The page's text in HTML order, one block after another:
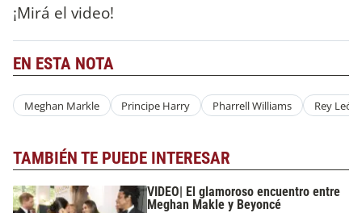
¡Mirá el video!
EN ESTA NOTA
Meghan Markle Principe Harry Pharrell Williams Rey León
TAMBIÉN TE PUEDE INTERESAR
VIDEO| El glamoroso encuentro entre
Meghan Makle y Beyoncé